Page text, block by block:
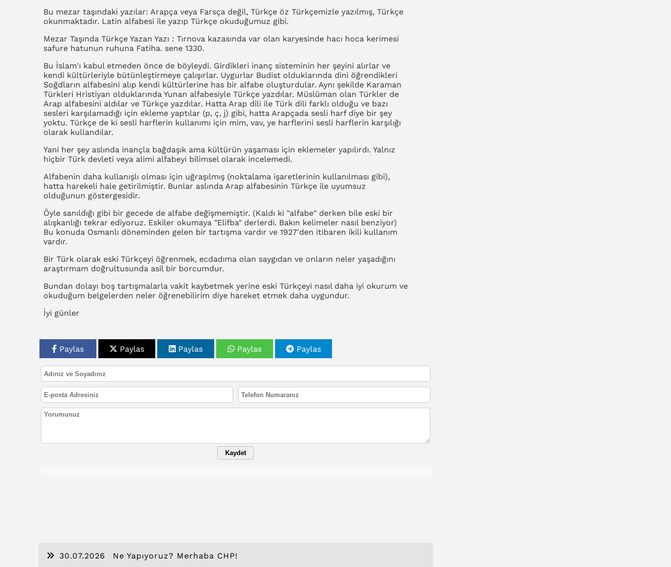
Bu mezar taşındaki yazılar: Arapça veya Farsça değil, Türkçe öz Türkçemizle yazılmış, Türkçe
okunmaktadır. Latin alfabesi ile yazıp Türkçe okuduğumuz gibi.
Mezar Taşında Türkçe Yazan Yazı : Tırnova kazasında var olan karyesinde hacı hoca kerimesi
safure hatunun ruhuna Fatiha. sene 1330.
Bu İslam'ı kabul etmeden önce de böyleydi. Girdikleri inanç sisteminin her şeyini alırlar ve
kendi kültürleriyle bütünleştirmeye çalışırlar. Uygurlar Budist olduklarında dini öğrendikleri
Soğdların alfabesini alıp kendi kültürlerine has bir alfabe oluşturdular. Aynı şekilde Karaman
Türkleri Hristiyan olduklarında Yunan alfabesiyle Türkçe yazdılar. Müslüman olan Türkler de
Arap alfabesini aldılar ve Türkçe yazdılar. Hatta Arap dili ile Türk dili farklı olduğu ve bazı
sesleri karşılamadığı için ekleme yaptılar (p, ç, j) gibi, hatta Arapçada sesli harf diye bir şey
yoktu. Türkçe de ki sesli harflerin kullanımı için mim, vav, ye harflerini sesli harflerin karşılığı
olarak kullandılar.
Yani her şey aslında inançla bağdaşık ama kültürün yaşaması için eklemeler yapılırdı. Yalnız
hiçbir Türk devleti veya alimi alfabeyi bilimsel olarak incelemedi.
Alfabenin daha kullanışlı olması için uğraşılmış (noktalama işaretlerinin kullanılması gibi),
hatta harekeli hale getirilmiştir. Bunlar aslında Arap alfabesinin Türkçe ile uyumsuz
olduğunun göstergesidir.
Öyle sanıldığı gibi bir gecede de alfabe değişmemiştir. (Kaldı ki "alfabe" derken bile eski bir
alışkanlığı tekrar ediyoruz. Eskiler okumaya "Elifba" derlerdi. Bakın kelimeler nasıl benziyor)
Bu konuda Osmanlı döneminden gelen bir tartışma vardır ve 1927'den itibaren ikili kullanım
vardır.
Bir Türk olarak eski Türkçeyi öğrenmek, ecdadıma olan saygıdan ve onların neler yaşadığını
araştırmam doğrultusunda asil bir borcumdur.
Bundan dolayı boş tartışmalarla vakit kaybetmek yerine eski Türkçeyi nasıl daha iyi okurum ve
okuduğum belgelerden neler öğrenebilirim diye hareket etmek daha uygundur.
İyi günler
Paylas Paylas Paylas Paylas Paylas
Kaydet
30.07.2026 Ne Yapıyoruz? Merhaba CHP!